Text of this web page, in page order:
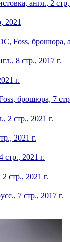
англ., 2 стр,
2021
Foss, брошюра,
8 стр., 2017 г.
г.
брошюра, 7
2 стр., 2021 г.
2021 г.
стр., 2021 г.
стр., 2021 г.
7 стр., 2017 г.